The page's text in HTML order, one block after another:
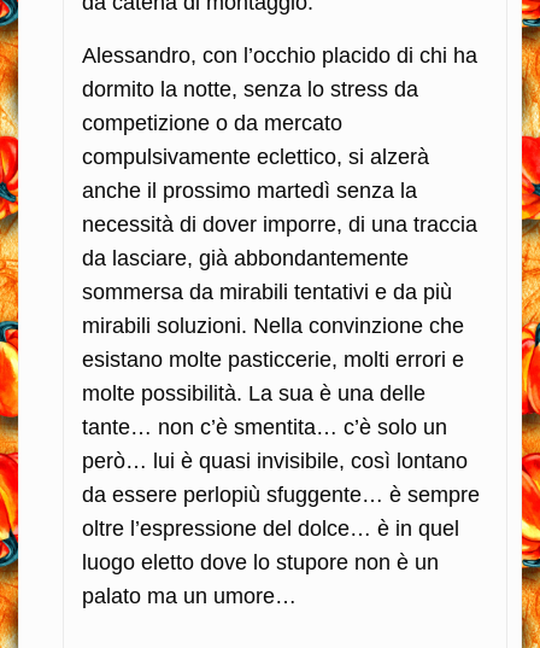
Alessandro, con l’occhio placido di chi ha
dormito la notte, senza lo stress da
competizione o da mercato
compulsivamente eclettico, si alzerà
anche il prossimo martedì senza la
necessità di dover imporre, di una traccia
da lasciare, già abbondantemente
sommersa da mirabili tentativi e da più
mirabili soluzioni. Nella convinzione che
esistano molte pasticcerie, molti errori e
molte possibilità. La sua è una delle
tante… non c’è smentita… c’è solo un
però… lui è quasi invisibile, così lontano
da essere perlopiù sfuggente… è sempre
oltre l’espressione del dolce… è in quel
luogo eletto dove lo stupore non è un
palato ma un umore…